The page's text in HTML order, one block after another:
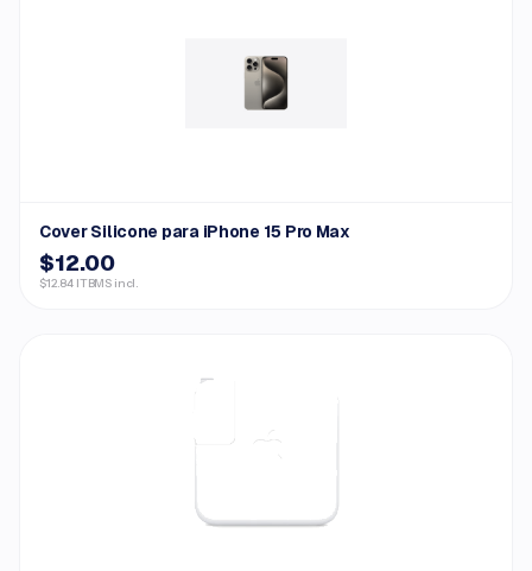
Cover Silicone para iPhone 15 Pro Max
$12.00
$12.84 ITBMS incl.